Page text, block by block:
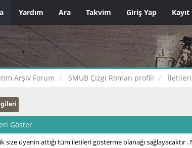
Yardım Ara Takvim Giriş Yap Kayıt
Arşiv Forum SMUB Çizgi Roman profili
Göster
size üyenin attığı tüm iletileri gösterme olanağı